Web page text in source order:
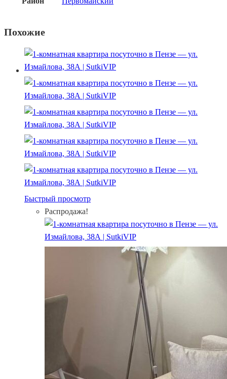
Похожие
Быстрый просмотр
Распродажа!